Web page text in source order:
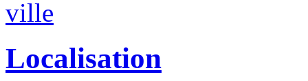
Localisation